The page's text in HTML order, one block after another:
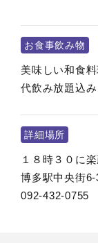
お食事飲み物
美味しい和食
代飲み放題込み
詳細場所
１８時３０に
博多駅中央街
092-432-0755